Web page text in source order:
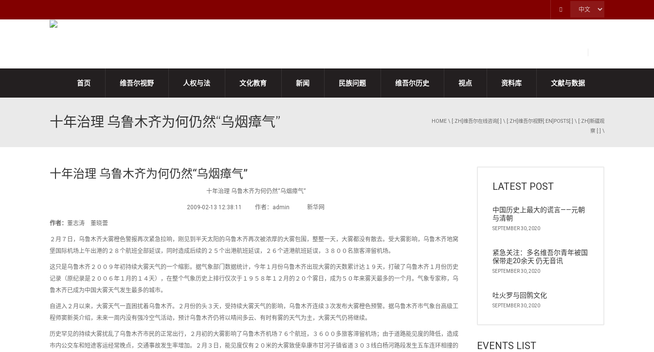
首页 维吾尔视野 人权与法 文化教育 新闻 民族问题 维吾尔历史 视点 资料库 文献与数据
十年治理 乌鲁木齐为何仍然“乌烟瘴气” HOME \ [:ZH]维吾尔在线咨询[:] \ [:ZH]维吾尔视野[:EN]POSTS[:] \ [:ZH]新疆观
察 [:] \
十年治理 乌鲁木齐为何仍然“乌烟瘴气”
十年治理 乌鲁木齐为何仍然“乌烟瘴气”
2009-02-13 12:38:11 作者：admin 新华网
作者： 董志涛 董晓蕾
２月７日，乌鲁木齐大雾橙色警报再次紧急拉响，刚见到半天太阳的乌鲁木齐再次被浓厚的大雾包围，整整一天，大雾都没有散去。受大雾影响，乌鲁木齐地窝
堡国际机场上午出港的２８个航班全部延误，同时造成后续的２５个出港航班延误，２６个进港航班延误，３８００名旅客滞留机场。
这只是乌鲁木齐２００９年初持续大雾天气的一个缩影。据气象部门数据统计，今年１月份乌鲁木齐出现大雾的天数累计达１９天，打破了乌鲁木齐１月份历史
记录（原纪录是２００６年１月的１４天），在整个气象历史上排行仅次于１９５８年１２月的２０个雾日，成为５０年来雾天最多的一个月。气象专家称，乌
鲁木齐已成为中国大雾天气发生最多的城市。
自进入２月以来，大雾天气一直困扰着乌鲁木齐。２月份的头３天，受持续大雾天气的影响，乌鲁木齐连续３次发布大雾橙色预警。据乌鲁木齐市气象台高级工
程师窦新英介绍，未来一周内没有强冷空气活动，预计乌鲁木齐仍将以晴间多云、有时有雾的天气为主，大雾天气仍将继续。
历史罕见的持续大雾扰乱了乌鲁木齐市民的正常出行，２月初的大雾影响了乌鲁木齐机场７６个航班，３６００多旅客滞留机场；由于道路能见度的降低，造成
市内公交车和短途客运经常晚点，交通事故发生率增加。２月３日，能见度仅有２０米的大雾致使阜康市甘河子镇省道３０３线白杨河路段发生五车连环相撞的
LATEST POST
中国历史上最大的谎言——元朝
与清朝
SEPTEMBER 30, 2020
紧急关注：多名维吾尔青年被国
保带走20余天 仍无音讯
SEPTEMBER 30, 2020
吐火罗与回鹘文化
SEPTEMBER 30, 2020
EVENTS LIST